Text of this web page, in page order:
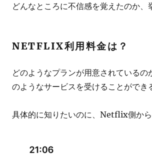
どんなところに不信感を覚えたのか、
NETFLIX利用料金は？
どのようなプランが用意されている
のようなサービスを受けることができ
具体的に知りたいのに、Netflix側から